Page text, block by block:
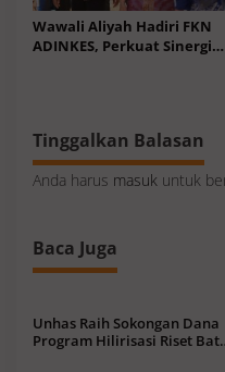
Wawali Aliyah Hadiri FKN
ADINKES, Perkuat Sinergi
Tinggalkan Balasan
Anda harus masuk untuk
Baca Juga
Unhas Raih Sokongan Dana
Program Hilirisasi Riset